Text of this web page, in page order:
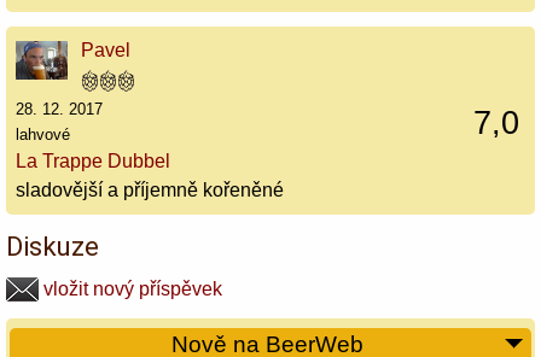
Pavel
7,0
28. 12. 2017
lahvové
La Trappe Dubbel
sladovější a příjemně kořeněné
Diskuze
vložit nový příspěvek
Nově na BeerWeb